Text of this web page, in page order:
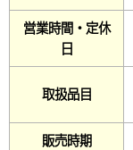
営業時間・定休
日
取扱品目
販売時期